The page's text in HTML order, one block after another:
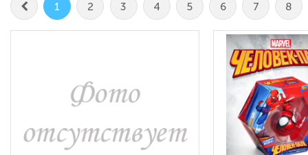
1 2 3 4 5 6 7 8